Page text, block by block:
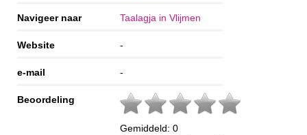
Navigeer naar Taalagja in Vlijmen
Website -
e-mail -
Beoordeling
Gemiddeld: 0